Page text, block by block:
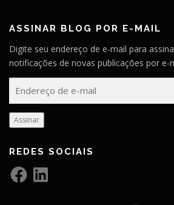
ASSINAR BLOG POR E-MAIL
Digite seu endereço de e-mail para
notificações de novas publicações por e-
d
e
e
ç
o
Assinar
REDES SOCIAIS
F
a
L
n